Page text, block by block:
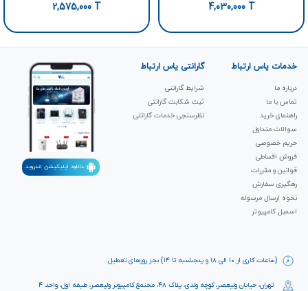
4,030,000T
2,575,000 T
(ساعات کاری از ۱۰ الی ۱۸ و پنجشنبه تا ۱۴) بجز روزهای تعطیل
تهران، خیابان ولیعصر، کوچه ولدی، پلاک ۴۸، مجتمع کامپیوتر ولیعصر، طبقه اول، واحد ۴
خدمات یاس ارتباط
درباره ما
تماس با ما
راهنمای خرید
سوالات متداول
حریم خصوصی
فروش اقساطی
قوانین و مقررات
رهگیری سفارش
نحوه ارسال مرسوله
اسمبل کامپیوتر
گارانتی یاس ارتباط
شرایط گارانتی
ثبت شکابت‌ گارانتی
نظرسنجی خدمات گارانتی
دانلود اپلیکیشن اندروید